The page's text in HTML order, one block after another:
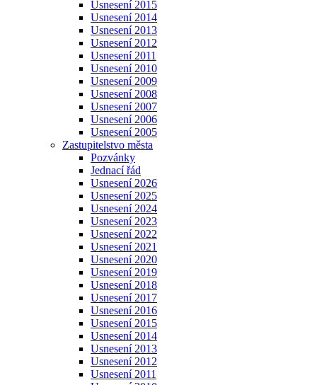
Usnesení 2015
Usnesení 2014
Usnesení 2013
Usnesení 2012
Usnesení 2011
Usnesení 2010
Usnesení 2009
Usnesení 2008
Usnesení 2007
Usnesení 2006
Usnesení 2005
Zastupitelstvo města
Pozvánky
Jednací řád
Usnesení 2026
Usnesení 2025
Usnesení 2024
Usnesení 2023
Usnesení 2022
Usnesení 2021
Usnesení 2020
Usnesení 2019
Usnesení 2018
Usnesení 2017
Usnesení 2016
Usnesení 2015
Usnesení 2014
Usnesení 2013
Usnesení 2012
Usnesení 2011